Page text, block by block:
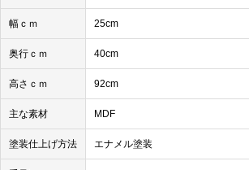
幅ｃｍ 25cm
奥行ｃｍ 40cm
高さｃｍ 92cm
主な素材 MDF
塗装仕上げ方法 エナメル塗装